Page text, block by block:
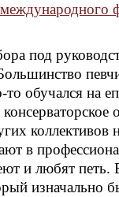
под
обучался на
коллективов
в
и любят
изначально